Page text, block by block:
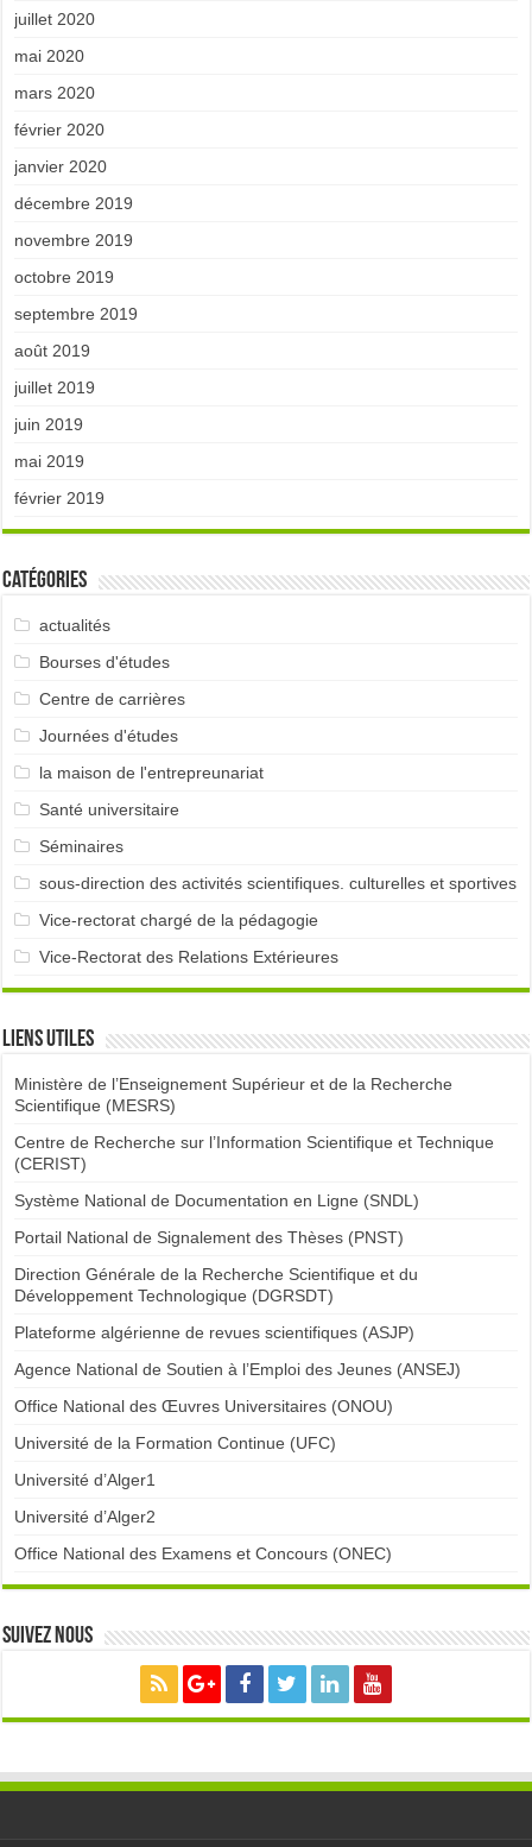
juillet 2020
mai 2020
mars 2020
février 2020
janvier 2020
décembre 2019
novembre 2019
octobre 2019
septembre 2019
août 2019
juillet 2019
juin 2019
mai 2019
février 2019
Catégories
actualités
Bourses d'études
Centre de carrières
Journées d'études
la maison de l'entrepreunariat
Santé universitaire
Séminaires
sous-direction des activités scientifiques. culturelles et sportives
Vice-rectorat chargé de la pédagogie
Vice-Rectorat des Relations Extérieures
Liens utiles
Ministère de l’Enseignement Supérieur et de la Recherche
Scientifique (MESRS)
Centre de Recherche sur l’Information Scientifique et Technique
(CERIST)
Système National de Documentation en Ligne (SNDL)
Portail National de Signalement des Thèses (PNST)
Direction Générale de la Recherche Scientifique et du
Développement Technologique (DGRSDT)
Plateforme algérienne de revues scientifiques (ASJP)
Agence National de Soutien à l’Emploi des Jeunes (ANSEJ)
Office National des Œuvres Universitaires (ONOU)
Université de la Formation Continue (UFC)
Université d’Alger1
Université d’Alger2
Office National des Examens et Concours (ONEC)
Suivez nous